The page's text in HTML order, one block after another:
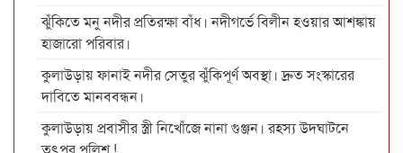
ঝুঁকিতে মনু নদীর প্রতিরক্ষা বাঁধ। নদীগর্ভে বিলীন হওয়ার আশঙ্কায়
হাজারো পরিবার।
কুলাউড়ায় ফানাই নদীর সেতুর ঝুঁকিপূর্ণ অবস্থা। দ্রুত সংস্কারের
দাবিতে মানববন্ধন।
কুলাউড়ায় প্রবাসীর স্ত্রী নিখোঁজে নানা গুঞ্জন। রহস্য উদঘাটনে